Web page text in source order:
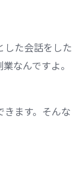
した会話をした
なんですよ。
ます。そんな